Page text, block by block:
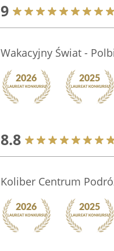
9
Wakacyjny Świat -
8.8
Koliber Centrum